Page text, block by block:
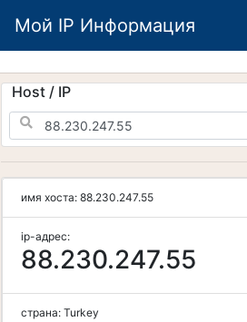
Мой IP Информация
Host / IP
имя хоста: 88.230.247.55
ip-адрес:
88.230.247.55
страна: Turkey